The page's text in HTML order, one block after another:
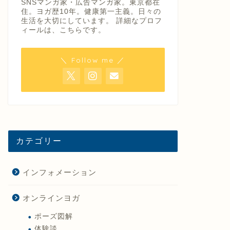
SNSマンガ家・広告マンガ家。東京都在
住。ヨガ歴10年。健康第一主義。日々の
生活を大切にしています。 詳細なプロフ
ィールは、 こちら です。
＼ Follow me ／
カテゴリー
インフォメーション
オンラインヨガ
ポーズ図解